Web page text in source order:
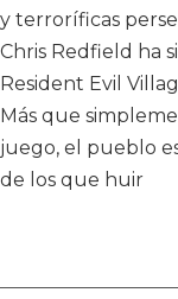
y terroríficas
Chris Redfield ha
Resident Evil
Más que
juego, el pueblo
de los que huir